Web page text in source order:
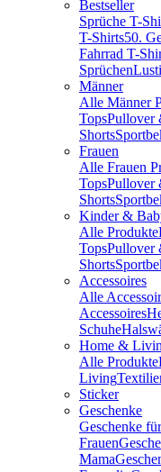
Bestseller
Sprüche T-
T-Shirts50.
Fahrrad T-
Sprüchen
Männer
Alle Männer
TopsPullover
Shorts
Frauen
Alle Frauen
TopsPullover
Shorts
Kinder &
Alle Produkte
TopsPullover
Shorts
Accessoires
Alle
Accessoires
Schuhe
Home &
Alle Produkte
Living
Sticker
Geschenke
Geschenke
Frauen
Mama